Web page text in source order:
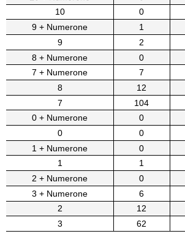
10
0
9 + Numerone
1
9
2
8 + Numerone
0
7 + Numerone
7
8
12
7
104
0 + Numerone
0
0
0
1 + Numerone
0
1
1
2 + Numerone
0
3 + Numerone
6
2
12
3
62